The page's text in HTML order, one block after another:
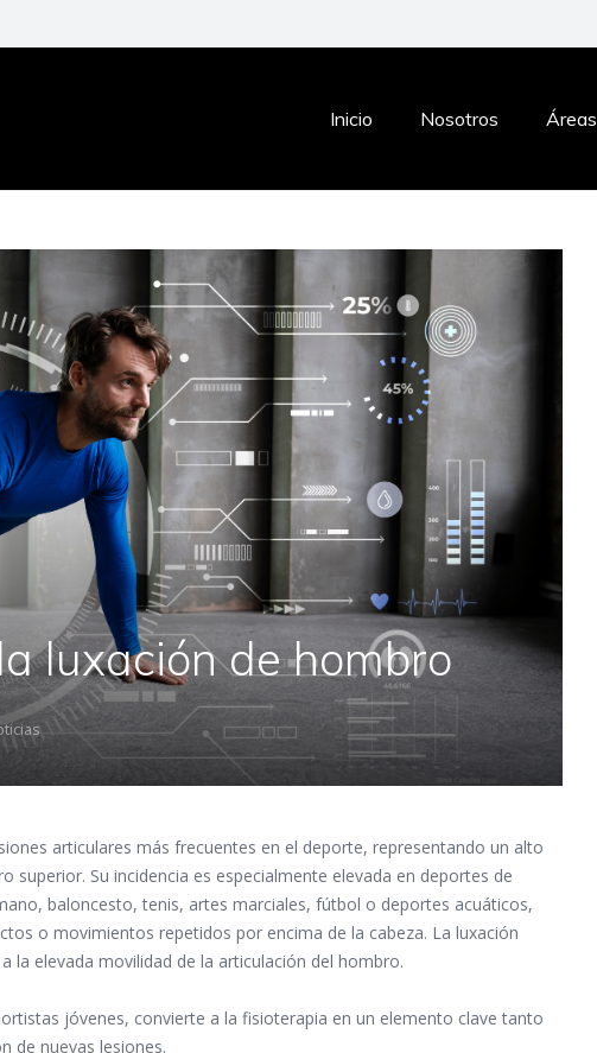
Inicio Nosotros Áreas
luxación de hombro
articulares más frecuentes en el deporte, representando un alto
Su incidencia es especialmente elevada en deportes de
baloncesto, tenis, artes marciales, fútbol o deportes acuáticos,
o movimientos repetidos por encima de la cabeza. La luxación
la elevada movilidad de la articulación del hombro.
jóvenes, convierte a la fisioterapia en un elemento clave tanto
de nuevas lesiones.